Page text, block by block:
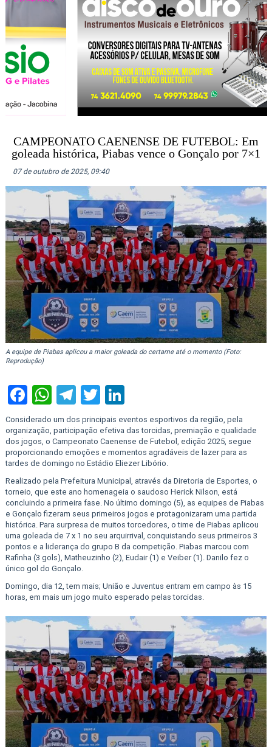
CAMPEONATO CAENENSE DE FUTEBOL: Em
goleada histórica, Piabas vence o Gonçalo por 7×1
07 de outubro de 2025, 09:40
A equipe de Piabas aplicou a maior goleada do certame até o momento (Foto:
Reprodução)
Facebook
WhatsApp
Telegram
Twitter
LinkedIn
Considerado um dos principais eventos esportivos da região, pela
organização, participação efetiva das torcidas, premiação e qualidade
dos jogos, o Campeonato Caenense de Futebol, edição 2025, segue
proporcionando emoções e momentos agradáveis de lazer para as
tardes de domingo no Estádio Eliezer Libório.
Realizado pela Prefeitura Municipal, através da Diretoria de Esportes, o
torneio, que este ano homenageia o saudoso Herick Nilson, está
concluindo a primeira fase. No último domingo (5), as equipes de Piabas
e Gonçalo fizeram seus primeiros jogos e protagonizaram uma partida
histórica. Para surpresa de muitos torcedores, o time de Piabas aplicou
uma goleada de 7 x 1 no seu arquirrival, conquistando seus primeiros 3
pontos e a liderança do grupo B da competição. Piabas marcou com
Rafinha (3 gols), Matheuzinho (2), Eudair (1) e Veiber (1). Danilo fez o
único gol do Gonçalo.
Domingo, dia 12, tem mais; União e Juventus entram em campo às 15
horas, em mais um jogo muito esperado pelas torcidas.